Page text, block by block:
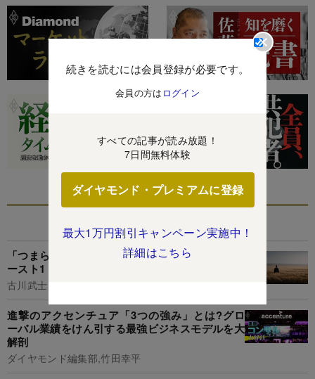
続きを読むには会員登録が必要です。
会員の方は ログイン
すべての記事が読み放題！
7日間無料体験
ダイヤモンド・プレミアムに登録
最大1万円割引キャンペーン実施中！
詳細はこちら
「つまらない人生を送る人」に共通する特徴・ワ
ースト1
古川武士
進撃のアクセンチュア「3つの強み」とは?グロ
ーバル業績をけん引する最強ビジネスモデルを大
解剖
ダイヤモンド編集部,竹田幸平